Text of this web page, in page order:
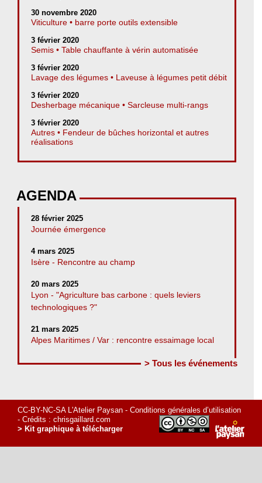
30 novembre 2020
Viticulture • barre porte outils extensible
3 février 2020
Semis • Table chauffante à vérin automatisée
3 février 2020
Lavage des légumes • Laveuse à légumes petit débit
3 février 2020
Desherbage mécanique • Sarcleuse multi-rangs
3 février 2020
Autres • Fendeur de bûches horizontal et autres
réalisations
AGENDA
28 février 2025
Journée émergence
4 mars 2025
Isère - Rencontre au champ
20 mars 2025
Lyon - "Agriculture bas carbone : quels leviers
technologiques ?"
21 mars 2025
Alpes Maritimes / Var : rencontre essaimage local
> Tous les événements
CC-BY-NC-SA L'Atelier Paysan - Conditions générales d’utilisation
- Crédits : chrisgaillard.com
> Kit graphique à télécharger